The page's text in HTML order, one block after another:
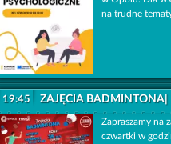
na trudne
19:45 ZAJĘCIA BADMINTONA|
Zapraszamy na
czwartki w